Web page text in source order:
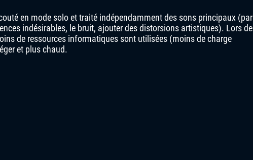
en mode solo et traité indépendamment des sons principaux (par
indésirables, le bruit, ajouter des distorsions artistiques). Lors de
de ressources informatiques sont utilisées (moins de charge
et plus chaud.